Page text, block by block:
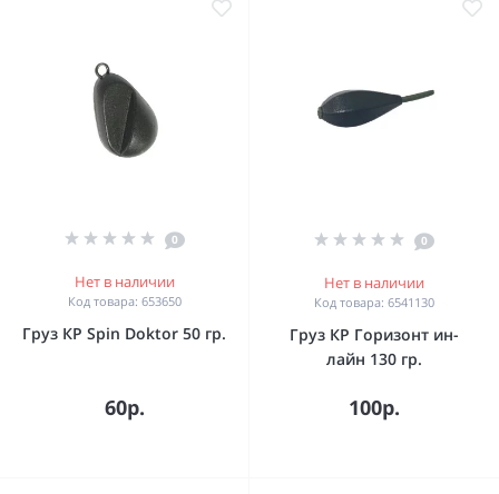
0
Нет в наличии
Код товара: 653650
Груз КР Spin Doktor 50 гр.
60р.
0
Нет в наличии
Код товара: 6541130
Груз КР Горизонт ин-
лайн 130 гр.
100р.